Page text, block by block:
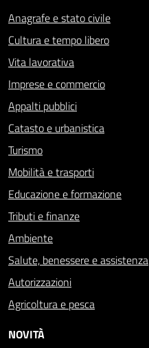
Anagrafe e stato civile
Cultura e tempo libero
Vita lavorativa
Imprese e commercio
Appalti pubblici
Catasto e urbanistica
Turismo
Mobilità e trasporti
Educazione e formazione
Tributi e finanze
Ambiente
Salute, benessere e assistenza
Autorizzazioni
Agricoltura e pesca
NOVITÀ